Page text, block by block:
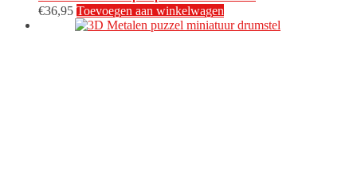
€36,95 Toevoegen aan winkelwagen